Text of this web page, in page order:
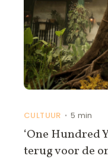
CULTUUR • 5 min
‘One Hundred
terug voor de